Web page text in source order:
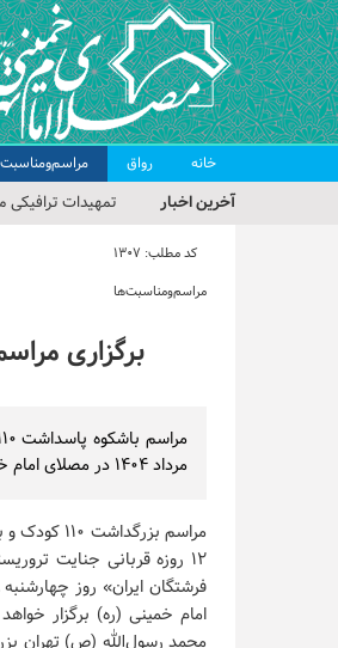
خانه رواق
آخرین اخبار
تمهیدات
حجت‌الاسلام حاج
مراسم بزرگداشت
گزارش تصویری|
گزارش تصویری|
کد مطلب: 1307
مراسم‌ومناسبت‌ها
برگزاری مراسم بزرگداشت ۱۱۰
مرداد ۱۴۰۴ در مصلای امام خمینی (ره) برگزار می‌شود.
مراسم
۱۲ روزه قربانی جنایت
امام خمینی (ره) برگزار